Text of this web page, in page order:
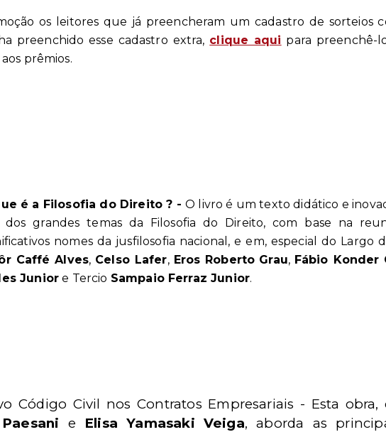
os leitores que já preencheram um cadastro de sorteios
preenchido esse cadastro extra, clique aqui para preenchê-
prêmios.
é a Filosofia do Direito ? -O livro é um texto didático e
dos grandes temas da Filosofia do Direito, com base na
nomes da jusfilosofia nacional, e em, especial do Largo
Caffé Alves, Celso Lafer, Eros Roberto Grau, Fábio Konder
Junior e Tercio Sampaio Ferraz Junior.
Código Civil nos Contratos Empresariais - Esta
e Elisa Yamasaki Veiga, aborda as